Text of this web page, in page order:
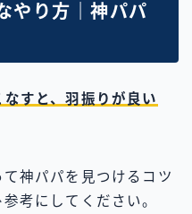
やり方｜神パパ
すと、羽振りが良い
神パパを見つけるコツ
考にしてください。